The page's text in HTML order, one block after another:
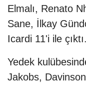
Elmalı, Renato
Sane, İlkay
Icardi 11'i ile çıktı.
Yedek
Jakobs,